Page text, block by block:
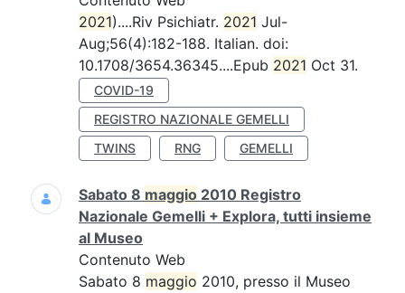
2021)....Riv Psichiatr. 2021 Jul-
Aug;56(4):182-188. Italian. doi:
10.1708/3654.36345....Epub 2021 Oct 31.
COVID-19
REGISTRO NAZIONALE GEMELLI
TWINS
RNG GEMELLI
Sabato 8 maggio 2010 Registro
Nazionale Gemelli + Explora, tutti insieme
al Museo
Contenuto Web
Sabato 8 maggio 2010, presso il Museo